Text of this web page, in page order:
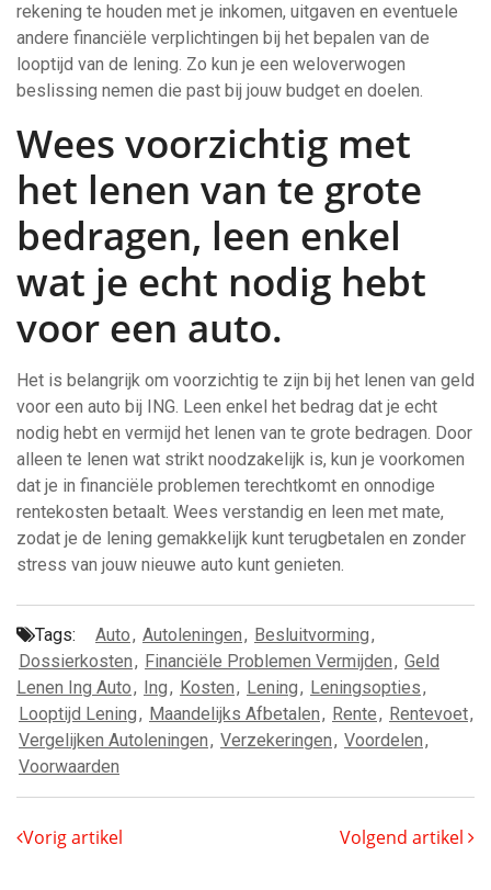
rekening te houden met je inkomen, uitgaven en eventuele
andere financiële verplichtingen bij het bepalen van de
looptijd van de lening. Zo kun je een weloverwogen
beslissing nemen die past bij jouw budget en doelen.
Wees voorzichtig met
het lenen van te grote
bedragen, leen enkel
wat je echt nodig hebt
voor een auto.
Het is belangrijk om voorzichtig te zijn bij het lenen van geld
voor een auto bij ING. Leen enkel het bedrag dat je echt
nodig hebt en vermijd het lenen van te grote bedragen. Door
alleen te lenen wat strikt noodzakelijk is, kun je voorkomen
dat je in financiële problemen terechtkomt en onnodige
rentekosten betaalt. Wees verstandig en leen met mate,
zodat je de lening gemakkelijk kunt terugbetalen en zonder
stress van jouw nieuwe auto kunt genieten.
Tags: Auto, Autoleningen, Besluitvorming,
Dossierkosten, Financiële Problemen Vermijden, Geld
Lenen Ing Auto, Ing, Kosten, Lening, Leningsopties,
Looptijd Lening, Maandelijks Afbetalen, Rente, Rentevoet,
Vergelijken Autoleningen, Verzekeringen, Voordelen,
Voorwaarden
Vorig artikel Volgend artikel